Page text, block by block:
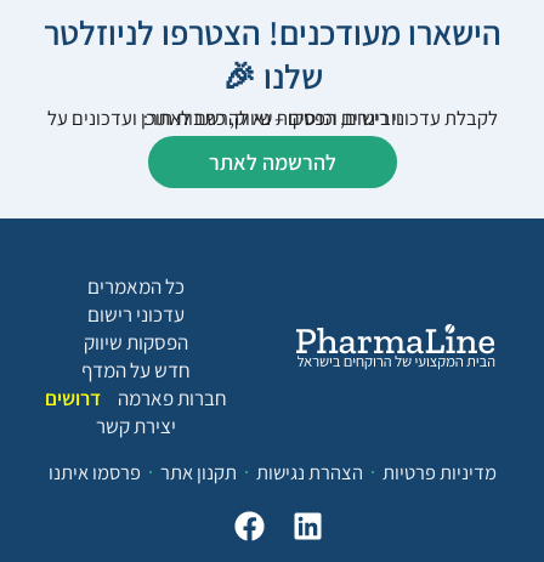
הישארו מעודכנים! הצטרפו לניוזלטר
שלנו 🎉
לקבלת עדכוני רישום, הפסקות שיווק, כתבות תוכן ועדכונים על וובינרים וכנסים – נא להרשם לאתר:
להרשמה לאתר
כל המאמרים
עדכוני רישום
הפסקות שיווק
חדש על המדף
חברות פארמה
דרושים
יצירת קשר
מדיניות פרטיות
הצהרת נגישות תקנון אתר פרסמו איתנו